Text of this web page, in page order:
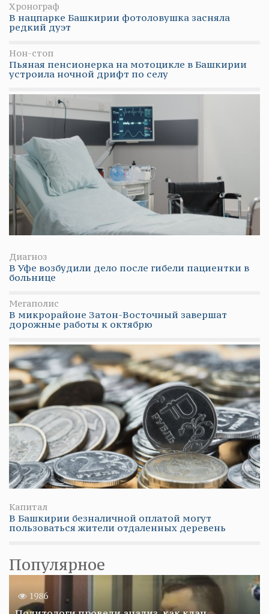
Хронограф
В нацпарке Башкирии фотоловушка засняла
редкий дуэт
Нон-стоп
Пьяная пенсионерка на мотоцикле в Башкирии
устроила ночной дрифт по селу
Диагноз
В Уфе возбудили дело после гибели пациентки в
больнице
Мегаполис
В микрорайоне Затон-Восточный завершат
дорожные работы к октябрю
Капитал
В Башкирии безналичной оплатой могут
пользоваться жители отдаленных деревень
Популярное
1986